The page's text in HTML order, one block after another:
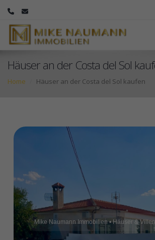
Häuser an der Costa del Sol
Home Häuser an der Costa del Sol kaufen
Mike Naumann Immobilien • Häuser & Villen